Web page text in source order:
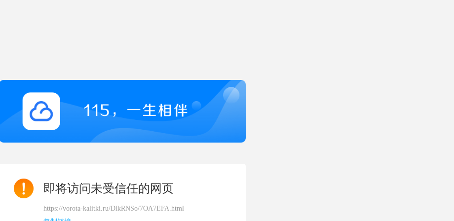
即将访问未受信任的网页
https://vorota-kalitki.ru/DlkRNSo/7OA7EFA.html